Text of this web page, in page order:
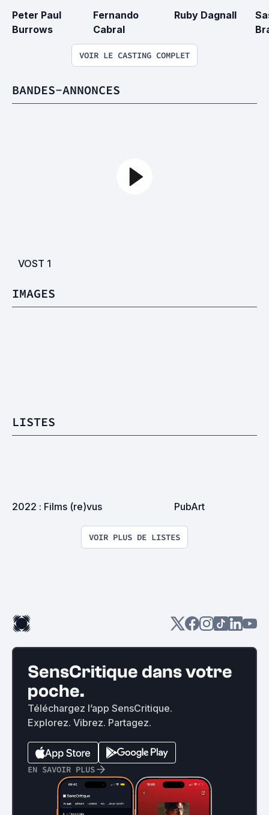
Peter Paul
Burrows
Fernando
Cabral
Ruby Dagnall
VOIR LE CASTING COMPLET
BANDES-ANNONCES
VOST 1
IMAGES
LISTES
2022 : Films (re)vus PubArt
VOIR PLUS DE LISTES
SensCritique dans votre
poche.
Téléchargez l’app SensCritique.
Explorez. Vibrez. Partagez.
EN SAVOIR PLUS